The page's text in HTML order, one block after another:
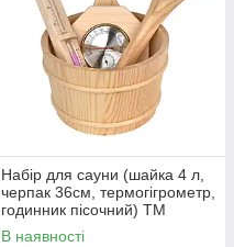
Набір для сауни (шайка 4 л,
черпак 36см, термогігрометр,
годинник пісочний) ТМ
Bonfire
В наявності